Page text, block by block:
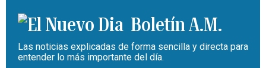
Boletín A.M.
Las noticias explicadas de forma sencilla y directa para
entender lo más importante del día.